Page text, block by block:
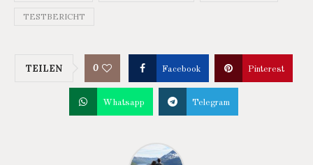
TESTBERICHT
TEILEN 0 Facebook Pinterest
Whatsapp Telegram